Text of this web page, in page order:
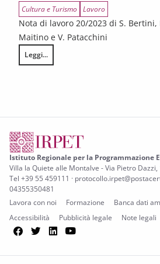
Cultura e Turismo Lavoro
Nota di lavoro 20/2023 di S. Bertini,
Maitino e V. Patacchini
Leggi...
Il lavoro povero nel turismo
Istituto Regionale per la Programmazione
Villa la Quiete alle Montalve - Via Pietro Dazzi,
Tel +39 55 459111 ·
04355350481
Lavora con noi
Formazione
Banca dati
Accessibilità
Pubblicità legale Note legali
Facebook
TwitterLinkedIn